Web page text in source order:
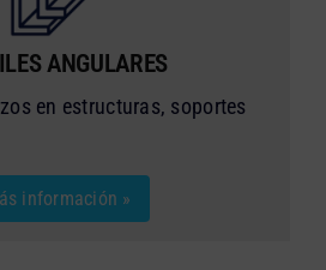
ANGULARES
en estructuras, soportes
información »